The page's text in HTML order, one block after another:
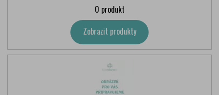
0 produkt
Zobrazit produkty